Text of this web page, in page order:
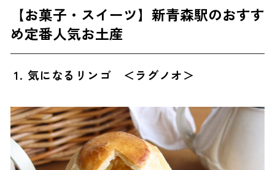
8. 青森味噌カレー牛乳ラーメン ＜高砂食品＞
10. 銀のねぶた缶 ＜シャイニーアップルジュース＞
11. 陸奥八仙 特別純米 ＜八戸酒造＞
【お菓子・スイーツ】新青森駅のおすす
め定番人気お土産
1. 気になるリンゴ ＜ラグノオ＞